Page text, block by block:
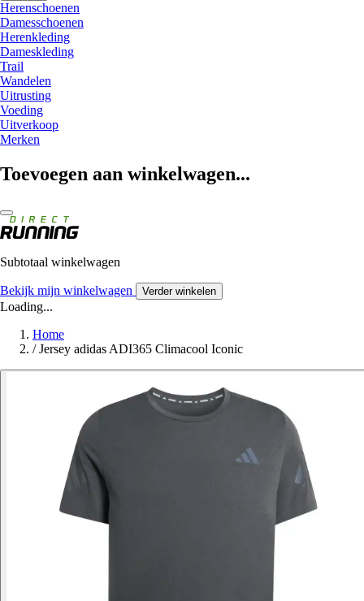
Herenschoenen
Damesschoenen
Herenkleding
Dameskleding
Trail
Wandelen
Uitrusting
Voeding
Uitverkoop
Merken
Toevoegen aan winkelwagen...
Subtotaal winkelwagen
Bekijk mijn winkelwagen Verder winkelen
Loading...
Home
/ Jersey adidas ADI365 Climacool Iconic